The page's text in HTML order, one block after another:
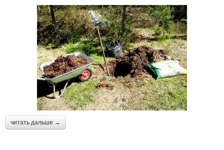
читать дальше →